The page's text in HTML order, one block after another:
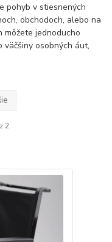
pohyb v stiesnených
obchodoch, alebo na
môžete jednoducho
osobných áut,
2